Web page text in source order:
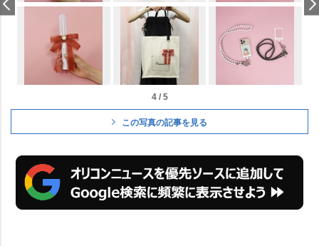
4 / 5
この写真の記事を見る